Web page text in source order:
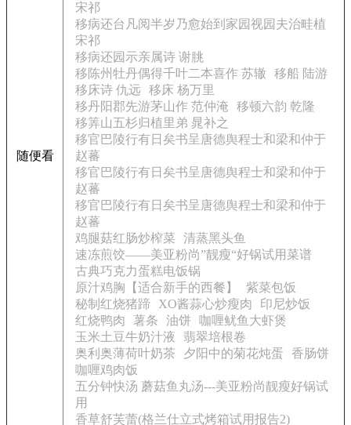
随便看
宋祁
移病还台凡阅半岁乃愈始到家园视园夫治畦植
宋祁
移病还园示亲属诗 谢朓
移陈州牡丹偶得千叶二本喜作 苏辙 移船 陆游
移床诗 仇远
移床 杨万里
移丹阳郡先游茅山作 范仲淹
移顿六韵 乾隆
移筭山五杉归植里弟 晁补之
移官巴陵行有日矣书呈唐德舆程士和梁和仲于
赵蕃
移官巴陵行有日矣书呈唐德舆程士和梁和仲于
赵蕃
移官巴陵行有日矣书呈唐德舆程士和梁和仲于
赵蕃
鸡腿菇红肠炒榨菜
清蒸黑头鱼
速冻煎饺——美亚粉尚”靓瘦“好锅试用菜谱
古典巧克力蛋糕电饭锅
原汁鸡胸【适合新手的西餐】
紫菜包饭
秘制红烧猪蹄
XO酱蒜心炒瘦肉
印尼炒饭
红烧鸭肉
薯条 油饼
咖喱鱿鱼大虾煲
玉米土豆牛奶汁液
翡翠培根卷
奥利奥薄荷叶奶茶
夕阳中的菊花炖蛋
香肠饼
咖喱鸡肉饭
五分钟快汤 蘑菇鱼丸汤---美亚粉尚靓瘦好锅试
用
香草舒芙蕾(格兰仕立式烤箱试用报告2)